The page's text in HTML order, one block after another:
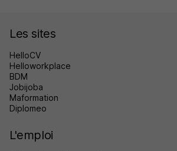
Les sites
HelloCV
Helloworkplace
BDM
Jobijoba
Maformation
Diplomeo
L'emploi